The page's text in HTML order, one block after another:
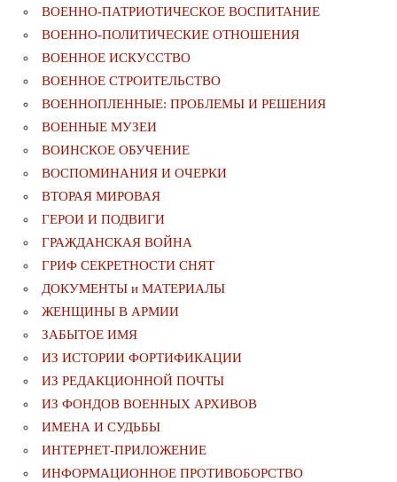
ВОЕННО-ПАТРИОТИЧЕСКОЕ ВОСПИТАНИЕ
ВОЕННО-ПОЛИТИЧЕСКИE ОТНОШЕНИЯ
ВОЕННОЕ ИСКУССТВО
ВОЕННОЕ СТРОИТЕЛЬСТВО
ВОЕННОПЛЕННЫЕ: ПРОБЛЕМЫ И РЕШЕНИЯ
ВОЕННЫЕ МУЗЕИ
ВОИНСКОЕ ОБУЧЕНИЕ
ВОСПОМИНАНИЯ И ОЧЕРКИ
ВТОРАЯ МИРОВАЯ
ГЕРОИ И ПОДВИГИ
ГРАЖДАНСКАЯ ВОЙНА
ГРИФ СЕКРЕТНОСТИ СНЯТ
ДОКУМЕНТЫ и МАТЕРИАЛЫ
ЖЕНЩИНЫ В АРМИИ
ЗАБЫТОЕ ИМЯ
ИЗ ИСТОРИИ ФОРТИФИКАЦИИ
ИЗ РЕДАКЦИОННОЙ ПОЧТЫ
ИЗ ФОНДОВ ВОЕННЫХ АРХИВОВ
ИМЕНА И СУДЬБЫ
ИНТЕРНЕТ-ПРИЛОЖЕНИЕ
ИНФОРМАЦИОННОЕ ПРОТИВОБОРСТВО